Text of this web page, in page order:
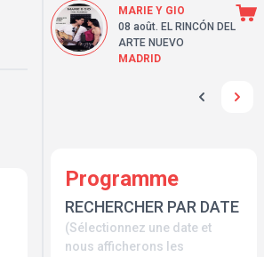
MARIE Y GIO
08 août. EL RINCÓN DEL
ARTE NUEVO
MADRID
Programme
RECHERCHER PAR DATE
(Sélectionnez une date et
nous afficherons les